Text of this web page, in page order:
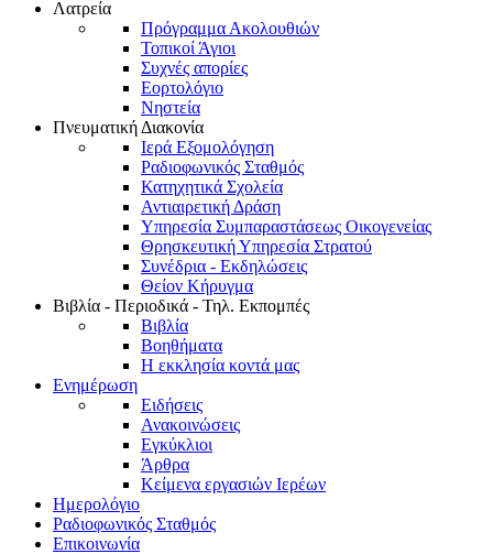
Λατρεία
Πρόγραμμα Ακολουθιών
Τοπικοί Άγιοι
Συχνές απορίες
Εορτολόγιο
Νηστεία
Πνευματική Διακονία
Ιερά Εξομολόγηση
Ραδιοφωνικός Σταθμός
Κατηχητικά Σχολεία
Αντιαιρετική Δράση
Υπηρεσία Συμπαραστάσεως Οικογενείας
Θρησκευτική Υπηρεσία Στρατού
Συνέδρια - Εκδηλώσεις
Θείον Κήρυγμα
Βιβλία - Περιοδικά - Τηλ. Εκπομπές
Βιβλία
Βοηθήματα
Η εκκλησία κοντά μας
Ενημέρωση
Ειδήσεις
Ανακοινώσεις
Εγκύκλιοι
Άρθρα
Κείμενα εργασιών Ιερέων
Ημερολόγιο
Ραδιοφωνικός Σταθμός
Επικοινωνία